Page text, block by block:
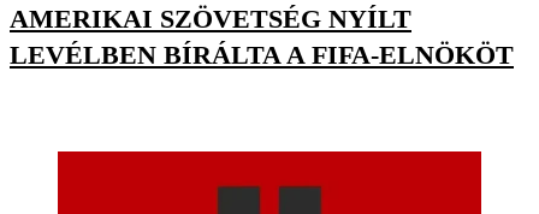
AMERIKAI SZÖVETSÉG NYÍLT
LEVÉLBEN BÍRÁLTA A FIFA-ELNÖKÖT